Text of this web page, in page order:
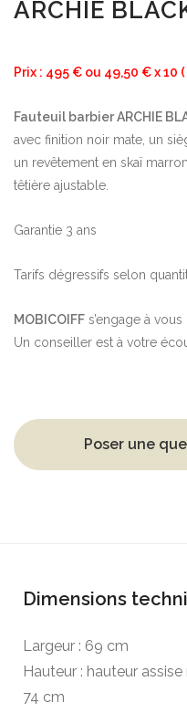
ARCHIE
Prix : 495 € ou 49,50 € x 10
Fauteuil barbier ARCHIE
avec finition noir mate, un
un revêtement en skaï
têtière ajustable.
Garantie 3 ans
Tarifs dégressifs selon
MOBICOIFF s’engage à
Un conseiller est à votre
Poser une
Dimensions
Largeur : 69 cm
Hauteur : hauteur
74 cm